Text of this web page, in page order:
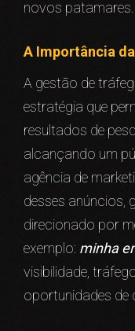
novos patamares.
A Importância
A gestão de
estratégia que
resultados de
alcançando um
agência de
desses anúncios,
direcionado por
exemplo: minha
visibilidade,
oportunidades de